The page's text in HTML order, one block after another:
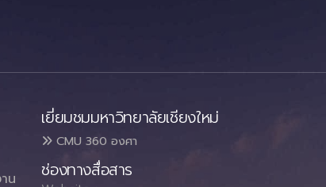
น
เยี่ยมชมมหาวิทยาลัยเชียงใหม่
CMU 360 องศา
ช่องทางสื่อสาร